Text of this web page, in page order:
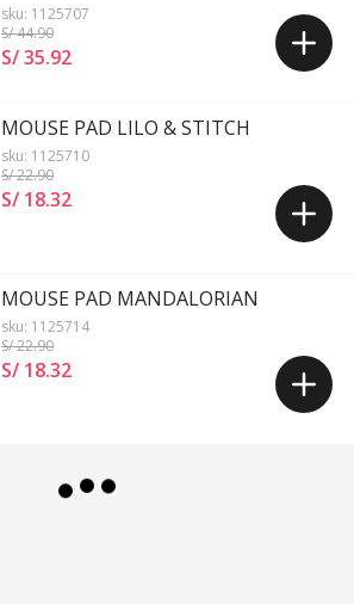
CM
sku: 1125707
S/ 44.90
S/ 35.92
MOUSE PAD LILO & STITCH
sku: 1125710
S/ 22.90
S/ 18.32
MOUSE PAD MANDALORIAN
sku: 1125714
S/ 22.90
S/ 18.32